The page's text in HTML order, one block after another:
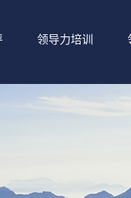
领导力培训